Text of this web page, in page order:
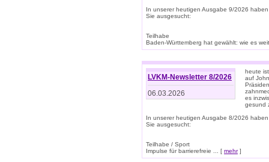
In unserer heutigen Ausgabe 9/2026
Sie ausgesucht:
Teilhabe
Baden-Württemberg hat gewählt: wie es
LVKM-Newsletter 8/2026
06.03.2026
heute
auf
es
gesund
In unserer heutigen Ausgabe 8/2026
Sie ausgesucht:
Teilhabe / Sport
Impulse für barrierefreie ... [ mehr]